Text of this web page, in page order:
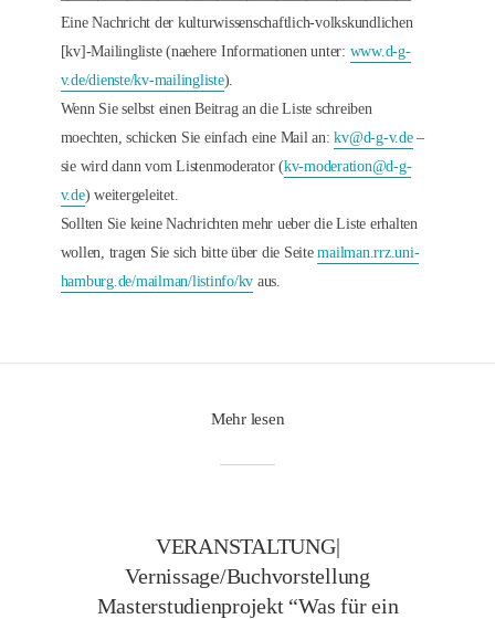
Eine Nachricht der kulturwissenschaftlich-volkskundlichen
[kv]-Mailingliste (naehere Informationen unter: www.d-g-
v.de/dienste/kv-mailingliste).
Wenn Sie selbst einen Beitrag an die Liste schreiben
moechten, schicken Sie einfach eine Mail an:kv@d-g-v.de–
sie wird dann vom Listenmoderator (kv-moderation@d-g-
v.de) weitergeleitet.
Sollten Sie keine Nachrichten mehr ueber die Liste erhalten
wollen, tragen Sie sich bitte über die Seitemailman.rrz.uni-
hamburg.de/mailman/listinfo/kv aus.
Mehr lesen
VERANSTALTUNG|
Vernissage/Buchvorstellung
Masterstudienprojekt “Was für ein